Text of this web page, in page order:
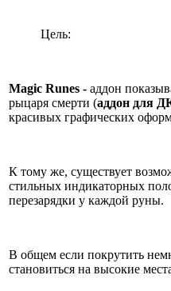
Цель:
Magic Runes - аддон
рыцаря смерти (аддон для
красивых графических
К тому же, существует
стильных индикаторных
перезарядки у каждой руны.
В общем если покрутить
становиться на высокие